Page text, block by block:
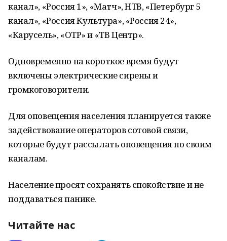
канал», «Россия 1», «Матч», НТВ, «Петербург 5
канал», «Россия Культура», «Россия 24»,
«Карусель», «ОТР» и «ТВ Центр».
Одновременно на короткое время будут
включены электрические сирены и
громкоговорители.
Для оповещения населения планируется также
задействование операторов сотовой связи,
которые будут рассылать оповещения по своим
каналам.
Население просят сохранять спокойствие и не
поддаваться панике.
Читайте нас